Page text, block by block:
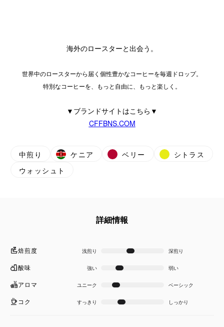
海外のロースターと出会う。
世界中のロースターから届く個性豊かなコーヒーを毎週ドロップ。
特別なコーヒーを、もっと自由に、もっと楽しく。
▼ブランドサイトはこちら▼
CFFBNS.COM
中煎り ケニア ベリー
シトラス
ウォッシュト
詳細情報
焙煎度 浅煎り 深煎り
酸味 強い 弱い
アロマ ユニーク ベーシック
コク すっきり しっかり